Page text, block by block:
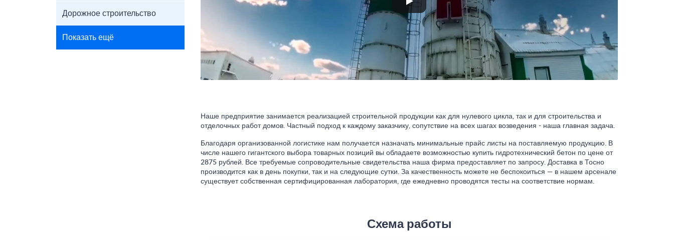
Дорожное строительство
Показать ещё
Наше предприятие занимается реализацией строительной продукции как для нулевого цикла, так и для строительства и
отделочных работ домов. Частный подход к каждому заказчику, сопутствие на всех шагах возведения - наша главная задача.
Благодаря организованной логистике нам получается назначать минимальные прайс листы на поставляемую продукцию. В
числе нашего гигантского выбора товарных позиций вы обладаете возможностью купить гидротехнический бетон по цене от
2875 рублей. Все требуемые сопроводительные свидетельства наша фирма предоставляет по запросу. Доставка в Тосно
производится как в день покупки, так и на следующие сутки. За качественность можете не беспокоиться — в нашем арсенале
существует собственная сертифицированная лаборатория, где ежедневно проводятся тесты на соответствие нормам.
Схема работы